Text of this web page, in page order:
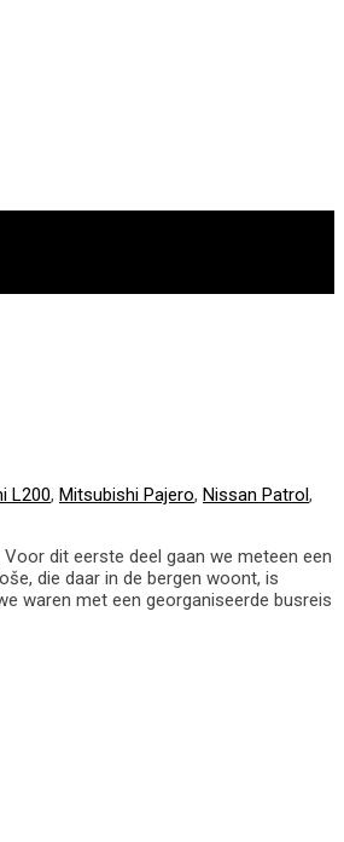
L200, Mitsubishi Pajero, Nissan Patrol,
dit eerste deel gaan we meteen een
die daar in de bergen woont, is
waren met een georganiseerde busreis